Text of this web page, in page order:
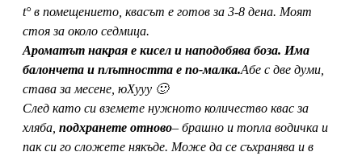
t° в помещението, квасът е готов за 3-8 дена. Моят
стоя за около седмица.
Ароматът накрая е кисел и наподобява боза. Има
балончета и плътността е по-малка.Абе с две думи,
става за месене, юХууу 🙂
След като си вземете нужното количество квас за
хляба, подхранете отново– брашно и топла водичка и
пак си го сложете някъде. Може да се съхранява и в